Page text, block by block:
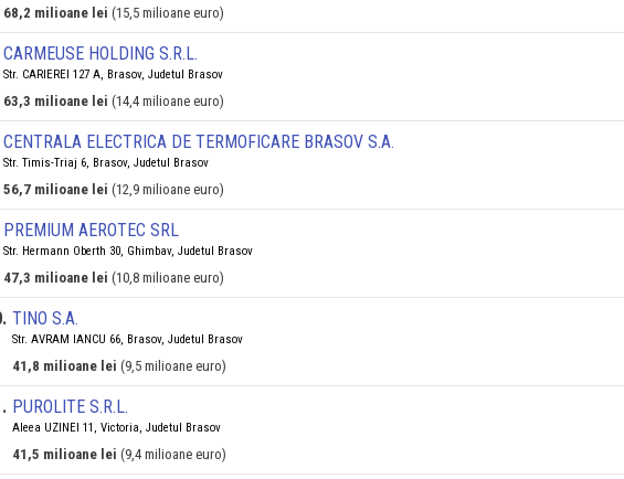
68,2 milioane lei (15,5 milioane euro)
CARMEUSE HOLDING S.R.L.
Str. CARIEREI 127 A, Brasov, Judetul Brasov
63,3 milioane lei (14,4 milioane euro)
CENTRALA ELECTRICA DE TERMOFICARE BRASOV S.A.
Str. Timis-Triaj 6, Brasov, Judetul Brasov
56,7 milioane lei (12,9 milioane euro)
PREMIUM AEROTEC SRL
Str. Hermann Oberth 30, Ghimbav, Judetul Brasov
47,3 milioane lei (10,8 milioane euro)
. TINO S.A.
Str. AVRAM IANCU 66, Brasov, Judetul Brasov
41,8 milioane lei (9,5 milioane euro)
. PUROLITE S.R.L.
Aleea UZINEI 11, Victoria, Judetul Brasov
41,5 milioane lei (9,4 milioane euro)